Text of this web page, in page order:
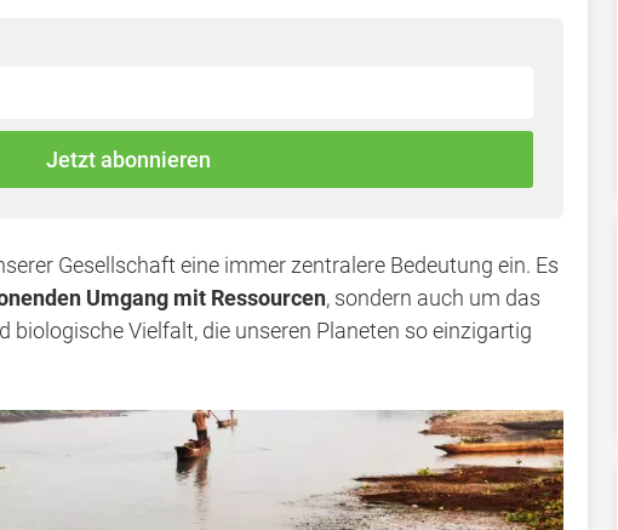
Jetzt abonnieren
Gesellschaft eine immer zentralere Bedeutung ein. Es
Umgang mit Ressourcen, sondern auch um das
biologische Vielfalt, die unseren Planeten so einzigartig